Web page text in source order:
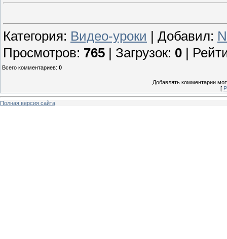
Категория: Видео-уроки Добавил:
Просмотров: 765 Загрузок: 0
Всего комментариев: 0
Добавлять комментарии
[
Полная версия сайта